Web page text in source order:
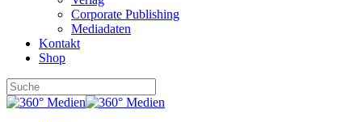
Corporate Publishing
Mediadaten
Kontakt
Shop